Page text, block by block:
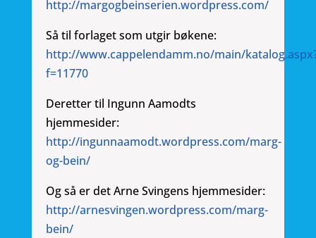
http://margogbeinserien.wordpress.com/
Så til forlaget som utgir bøkene:
http://www.cappelendamm.no/main/
f=11770
Deretter til Ingunn Aamodts
hjemmesider:
http://ingunnaamodt.wordpress.com/marg-
og-bein/
Og så er det Arne Svingens hjemmesider:
http://arnesvingen.wordpress.com/marg-
bein/